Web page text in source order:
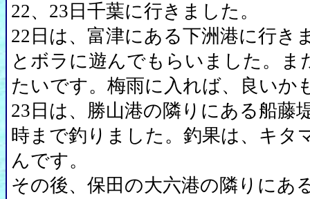
22、23日千葉に行きました。
22日は、富津にある下洲港に行き
とボラに遊んでもらいました。ま
たいです。梅雨に入れば、良いか
23日は、勝山港の隣りにある船藤
時まで釣りました。釣果は、キタ
んです。
その後、保田の大六港の隣りにあ